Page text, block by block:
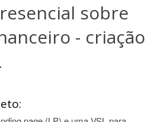
sobre
- criação